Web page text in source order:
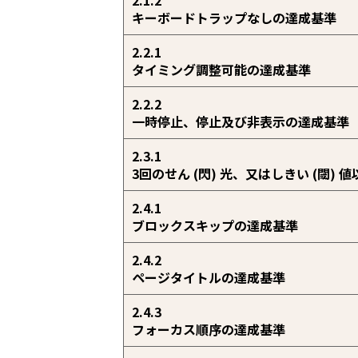
キーボードトラップなしの達成基準
2.2.1
タイミング調整可能の達成基準
2.2.2
一時停止、停止及び非表示の達成基準
2.3.1
3回のせん (閃) 光、又はしきい (閾) 値
2.4.1
ブロックスキップの達成基準
2.4.2
ページタイトルの達成基準
2.4.3
フォーカス順序の達成基準